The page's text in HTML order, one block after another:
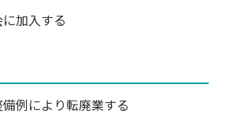
加入する
例により転廃業する